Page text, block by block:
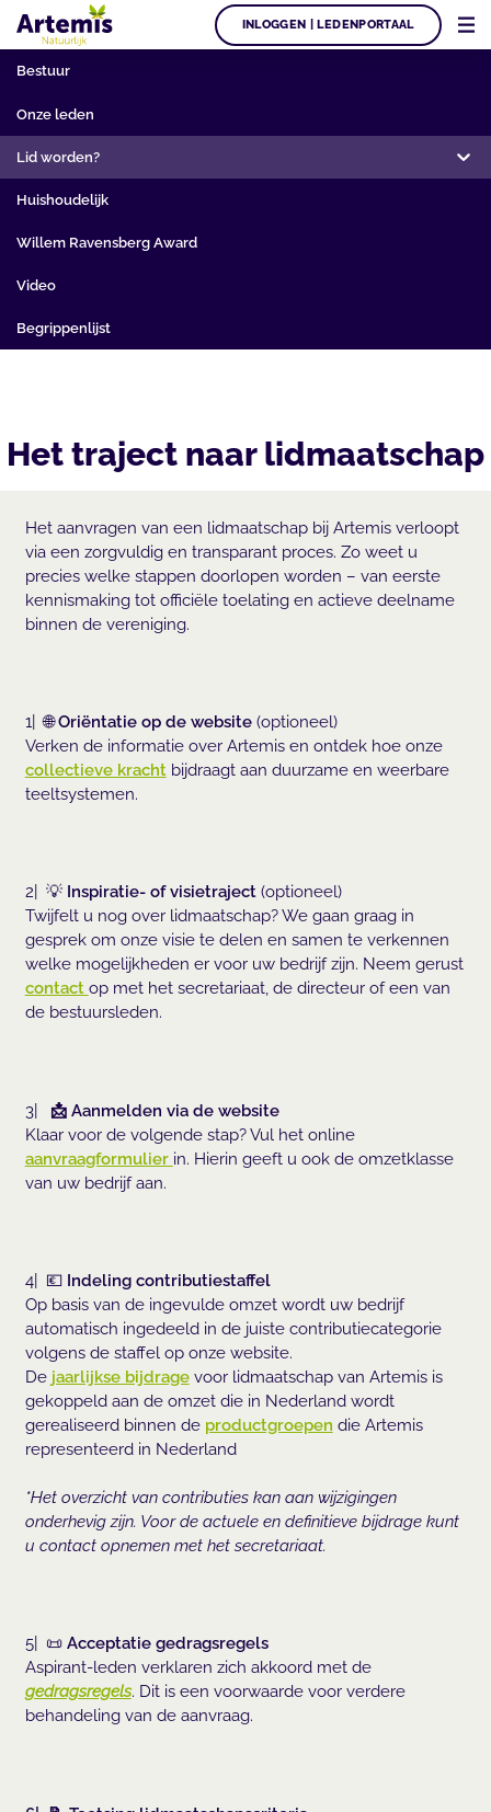
INLOGGEN | LEDENPORTAAL
Bestuur
Onze leden
Lid worden?
Huishoudelijk
Willem Ravensberg Award
Video
Begrippenlijst
Het traject naar lidmaatschap
Het aanvragen van een lidmaatschap bij Artemis verloopt
via een zorgvuldig en transparant proces. Zo weet u
precies welke stappen doorlopen worden – van eerste
kennismaking tot officiële toelating en actieve deelname
binnen de vereniging.
1| 🌐Oriëntatie op de website(optioneel)
Verken de informatie over Artemis en ontdek hoe onze
collectieve krachtbijdraagt aan duurzame en weerbare
teeltsystemen.
2| 💡 Inspiratie- of visietraject(optioneel)
Twijfelt u nog over lidmaatschap? We gaan graag in
gesprek om onze visie te delen en samen te verkennen
welke mogelijkheden er voor uw bedrijf zijn. Neem gerust
contact op met het secretariaat, de directeur of een van
de bestuursleden.
3|
📩 Aanmelden via de website
Klaar voor de volgende stap? Vul het online
aanvraagformulier in. Hierin geeft u ook de omzetklasse
van uw bedrijf aan.
4| 💶 Indeling contributiestaffel
Op basis van de ingevulde omzet wordt uw bedrijf
automatisch ingedeeld in de juiste contributiecategorie
volgens de staffel op onze website.
De jaarlijkse bijdragevoor lidmaatschap van Artemis is
gekoppeld aan de omzet die in Nederland wordt
gerealiseerd binnen de productgroepen die Artemis
representeerd in Nederland
*Het overzicht van contributies kan aan wijzigingen
onderhevig zijn. Voor de actuele en definitieve bijdrage kunt
u contact opnemen met het secretariaat.
5| 📜 Acceptatie gedragsregels
Aspirant-leden verklaren zich akkoord met de
gedragsregels. Dit is een voorwaarde voor verdere
behandeling van de aanvraag.